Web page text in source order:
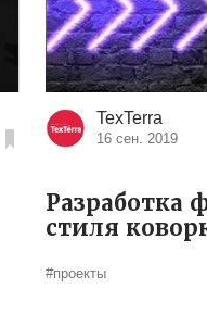
TexTerra
16 сен. 2019
Разработка
стиля
#проекты